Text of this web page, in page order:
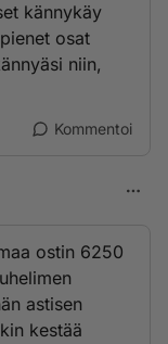
kännykäy
osat
niin,
Kommentoi
ostin 6250
astisen
kestää